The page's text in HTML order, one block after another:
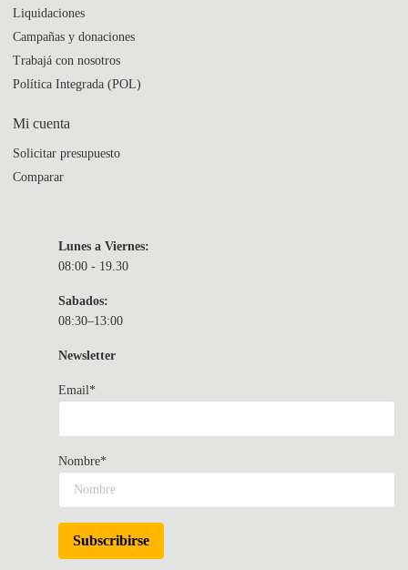
Liquidaciones
Campañas y donaciones
Trabajá con nosotros
Política Integrada (POL)
Mi cuenta
Solicitar presupuesto
Comparar
Lunes a Viernes:
08:00 - 19.30
Sabados:
08:30–13:00
Newsletter
Email*
Nombre*